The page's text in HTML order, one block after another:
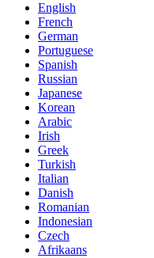
English
French
German
Portuguese
Spanish
Russian
Japanese
Korean
Arabic
Irish
Greek
Turkish
Italian
Danish
Romanian
Indonesian
Czech
Afrikaans